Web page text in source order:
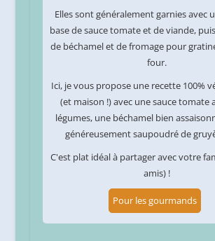
Elles sont généralement garnies avec
base de sauce tomate et de viande,
de béchamel et de fromage pour
four.
Ici, je vous propose une recette 100%
(et maison !) avec une sauce tomate
légumes, une béchamel bien
généreusement saupoudré de
C'est plat idéal à partager avec votre
amis) !
Pour les gourmands